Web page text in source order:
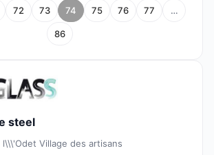
72 73 74 75 76 77 …
86
steel
l\\\'Odet Village des artisans